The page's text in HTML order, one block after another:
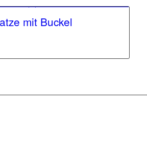
mit Buckel